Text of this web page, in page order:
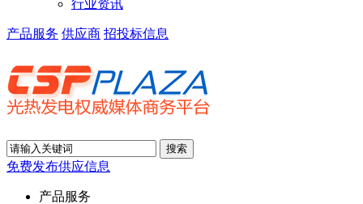
行业资讯
产品服务 供应商 招投标信息
免费发布供应信息
产品服务